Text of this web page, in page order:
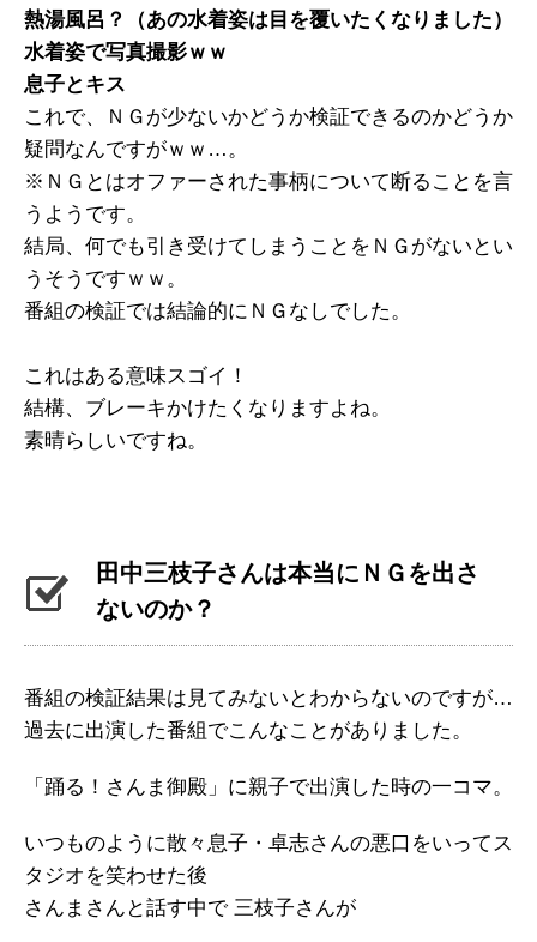
熱湯風呂？（あの水着姿は目を覆いたくなりました）
水着姿で写真撮影ｗｗ
息子とキス
これで、ＮＧが少ないかどうか検証できるのかどうか
疑問なんですがｗｗ…。
※ＮＧとはオファーされた事柄について断ることを言
うようです。
結局、何でも引き受けてしまうことをＮＧがないとい
うそうですｗｗ。
番組の検証では結論的にＮＧなしでした。
これはある意味スゴイ！
結構、ブレーキかけたくなりますよね。
素晴らしいですね。
田中三枝子さんは本当にＮＧを出さ
ないのか？
番組の検証結果は見てみないとわからないのですが…
過去に出演した番組でこんなことがありました。
「踊る！さんま御殿」に親子で出演した時の一コマ。
いつものように散々息子・卓志さんの悪口をいってス
タジオを笑わせた後
さんまさんと話す中で 三枝子さんが